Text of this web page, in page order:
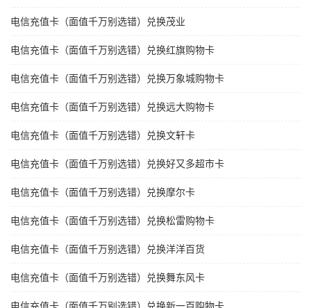
电信充值卡（面值千万别选错）兑换茂业
电信充值卡（面值千万别选错）兑换红旗购物卡
电信充值卡（面值千万别选错）兑换万象城购物卡
电信充值卡（面值千万别选错）兑换远大购物卡
电信充值卡（面值千万别选错）兑换文轩卡
电信充值卡（面值千万别选错）兑换好又多超市卡
电信充值卡（面值千万别选错）兑换摩尔卡
电信充值卡（面值千万别选错）兑换松雷购物卡
电信充值卡（面值千万别选错）兑换洋洋百货
电信充值卡（面值千万别选错）兑换舞东风卡